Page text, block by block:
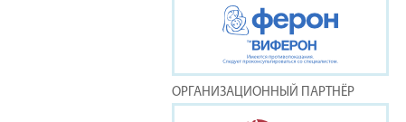
ОРГАНИЗАЦИОННЫЙ ПАРТНЁР